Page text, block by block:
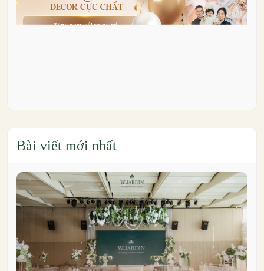
Bài viết mới nhất